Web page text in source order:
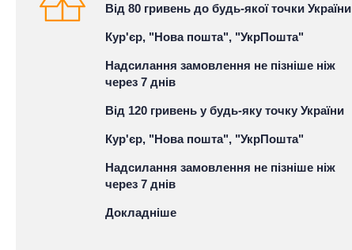
Від 80 гривень до будь-якої точки України
Кур'єр, "Нова пошта", "УкрПошта"
Надсилання замовлення не пізніше ніж
через 7 днів
Від 120 гривень у будь-яку точку України
Кур'єр, "Нова пошта", "УкрПошта"
Надсилання замовлення не пізніше ніж
через 7 днів
Докладніше